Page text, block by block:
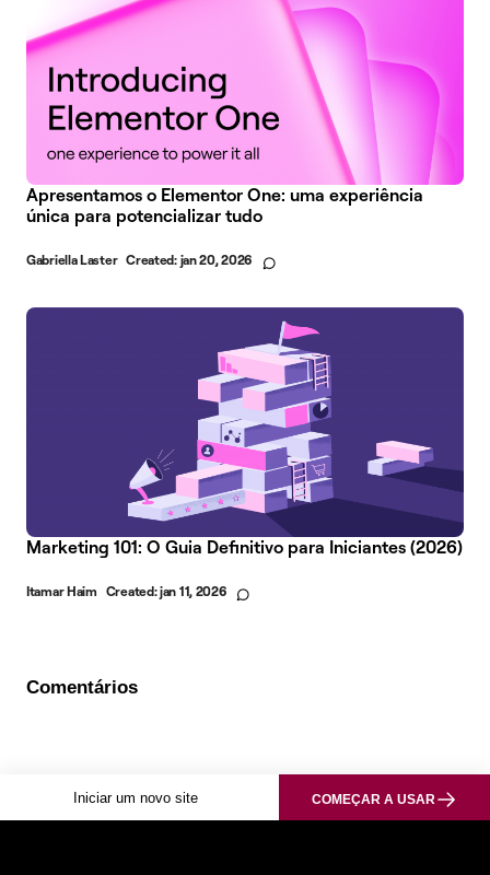
Apresentamos o Elementor One: uma experiência
única para potencializar tudo
Gabriella Laster Created: jan 20, 2026
Marketing 101: O Guia Definitivo para Iniciantes (2026)
Itamar Haim Created:jan 11, 2026
Comentários
Iniciar um novo site COMEÇAR A USAR